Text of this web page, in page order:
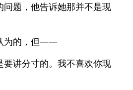
问题，他告诉她那并不是现
为的，但——
要讲分寸的。我不喜欢你现